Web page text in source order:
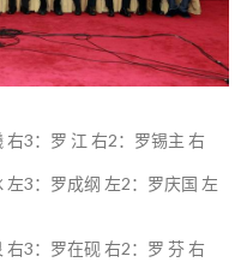
3：罗 江 右2：罗锡主 右
3：罗成纲 左2：罗庆国 左
3：罗在砚 右2：罗 芬 右